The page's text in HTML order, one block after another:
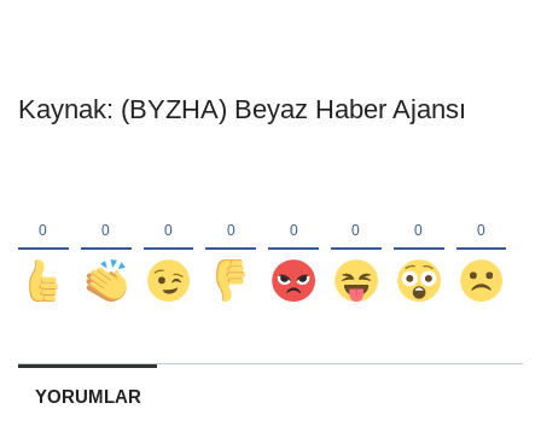
Kaynak: (BYZHA) Beyaz Haber Ajansı
YORUMLAR